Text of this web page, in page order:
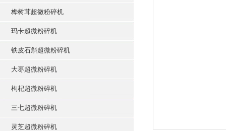
桦树茸超微粉碎机
玛卡超微粉碎机
铁皮石斛超微粉碎机
大枣超微粉碎机
枸杞超微粉碎机
三七超微粉碎机
灵芝超微粉碎机